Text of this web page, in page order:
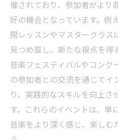
催されており、参加者がより
好の機会となっています。例
開レッスンやマスタークラス
見つめ直し、新たな視点を得
音楽フェスティバルやコンク
の参加者との交流を通じてイ
り、実践的なスキルを向上さ
す。これらのイベントは、単
音楽をより深く感じ、楽しむ